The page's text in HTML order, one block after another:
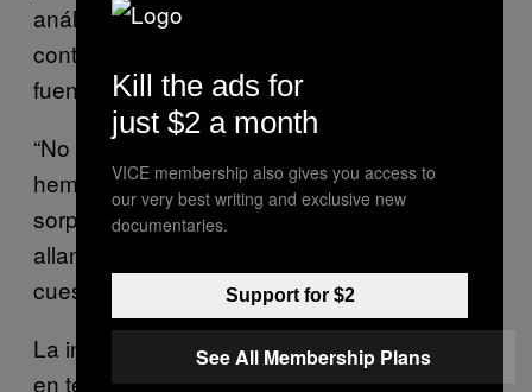
análisis iniciales, se demuestra que
contienen mucha energía, por lo que resultan
fuentes de energía muy prometedoras”.
“No voy a afirmar de modo alguno que
hemos resuelto el misterio, pero estos
sorprendentes resultados nos permiten
allanar el camino hacia la resolución de esta
cuestión”, añadió.
La información recogida por la Parker pone
en tela de juicio las asunciones largo tiempo
Kill the ads for
just $2 a month
VICE membership also gives you access to
our very best writing and exclusive new
documentaries.
Support for $2
See All Membership Plans